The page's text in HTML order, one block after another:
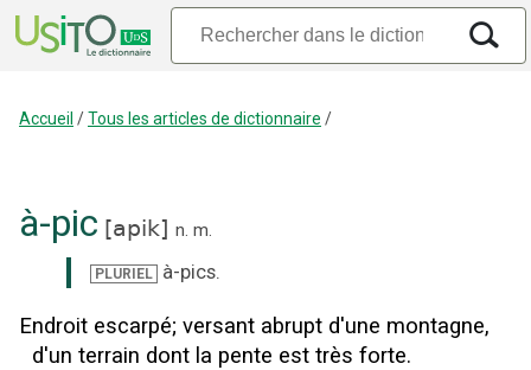
Accueil /Tous les articles de dictionnaire /
à-pic [apik] n. m.
PLURIEL à-pics.
Endroit escarpé; versant abrupt d'une montagne,
d'un terrain dont la pente est très forte.